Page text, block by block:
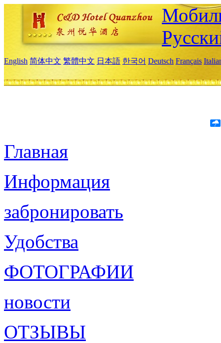
English 简体中文 繁體中文 日本語 한국어 Deutsch Français
Главная
Информация
забронировать
Удобства
ФОТОГРАФИИ
новости
ОТЗЫВЫ